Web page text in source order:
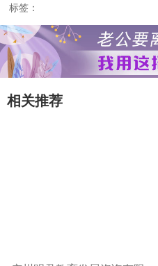
标签：
相关推荐